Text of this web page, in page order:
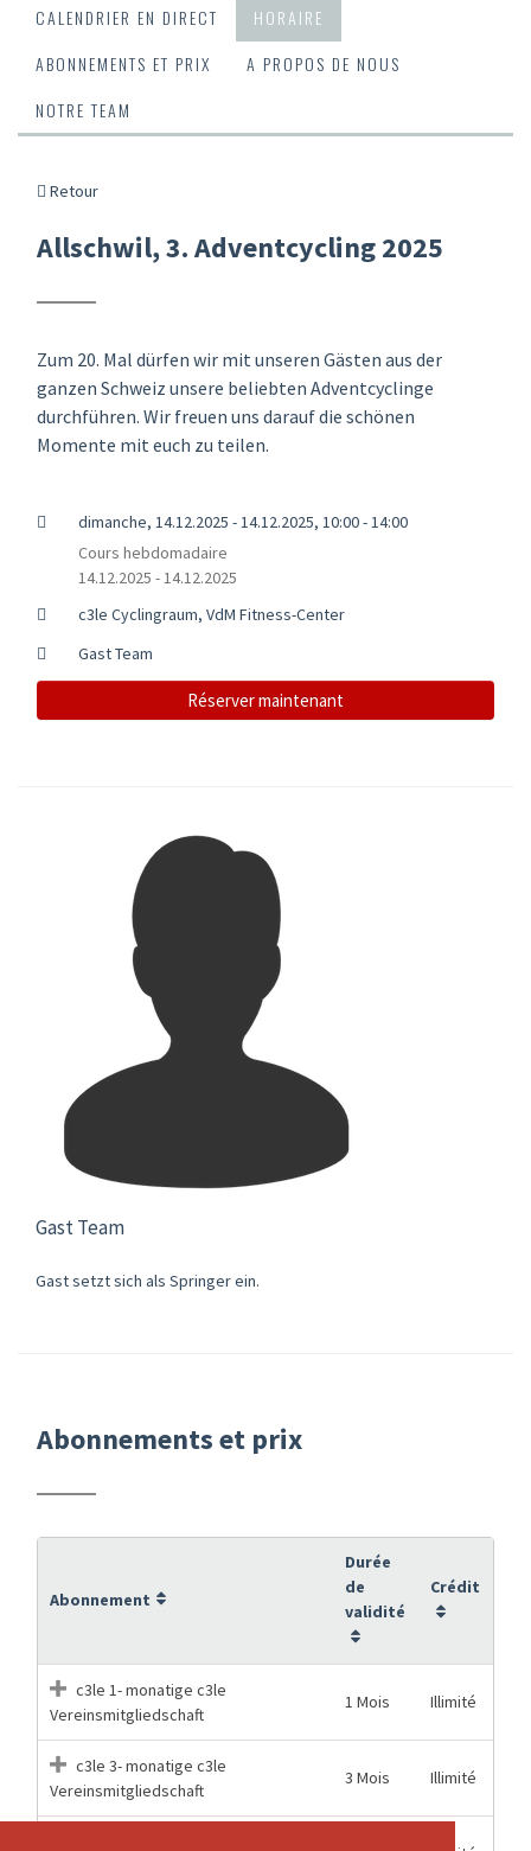
CALENDRIER EN DIRECT
HORAIRE
ABONNEMENTS ET PRIX
A PROPOS DE NOUS
NOTRE TEAM
Retour
Allschwil, 3. Adventcycling 2025
Zum 20. Mal dürfen wir mit unseren Gästen aus der
ganzen Schweiz unsere beliebten Adventcyclinge
durchführen. Wir freuen uns darauf die schönen
Momente mit euch zu teilen.
dimanche, 14.12.2025 - 14.12.2025, 10:00 - 14:00
Cours hebdomadaire
14.12.2025 - 14.12.2025
c3le Cyclingraum, VdM Fitness-Center
Gast Team
Réserver maintenant
Gast Team
Gast setzt sich als Springer ein.
Abonnements et prix
Abonnement
Durée
de
validité
Crédit
c3le 1- monatige c3le
Vereinsmitgliedschaft
1 Mois Illimité
c3le 3- monatige c3le
Vereinsmitgliedschaft
3 Mois Illimité